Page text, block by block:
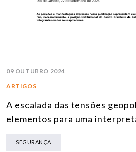
09 OUTUBRO 2024
ARTIGOS
A escalada das tensões
elementos para uma
SEGURANÇA